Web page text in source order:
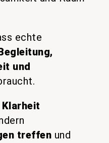
echte
und
Klarheit
treffen und